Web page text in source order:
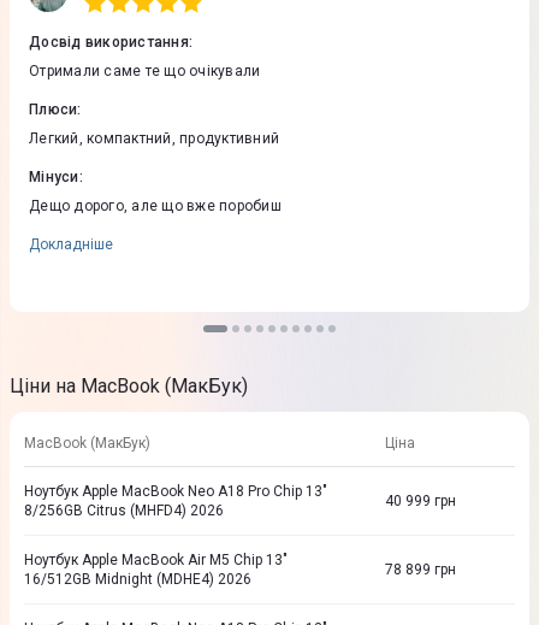
Досвід використання:
Отримали саме те що очікували
Плюси:
Легкий, компактний, продуктивний
Мінуси:
Дещо дорого, але що вже поробиш
Докладніше
Ціни на MacBook (МакБук)
MacBook (МакБук) Ціна
Ноутбук Apple MacBook Neo A18 Pro Chip 13"
8/256GB Citrus (MHFD4) 2026
40 999 грн
Ноутбук Apple MacBook Air M5 Chip 13"
16/512GB Midnight (MDHE4) 2026
78 899 грн